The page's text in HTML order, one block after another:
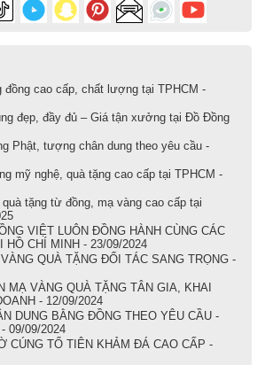
đồng cao cấp, chất lượng tại TPHCM -
đẹp, đầy đủ – Giá tận xưởng tại Đồ Đồng
Phật, tượng chân dung theo yêu cầu -
mỹ nghệ, quà tặng cao cấp tại TPHCM -
tặng từ đồng, mạ vàng cao cấp tại
VIỆT LUÔN ĐỒNG HÀNH CÙNG CÁC
CHÍ MINH - 23/09/2024
QUÀ TẶNG ĐỐI TÁC SANG TRỌNG -
MẠ VÀNG QUÀ TẶNG TÂN GIA, KHAI
- 12/09/2024
DUNG BẰNG ĐỒNG THEO YÊU CẦU -
09/09/2024
CÚNG TỔ TIÊN KHẢM ĐÁ CAO CẤP -